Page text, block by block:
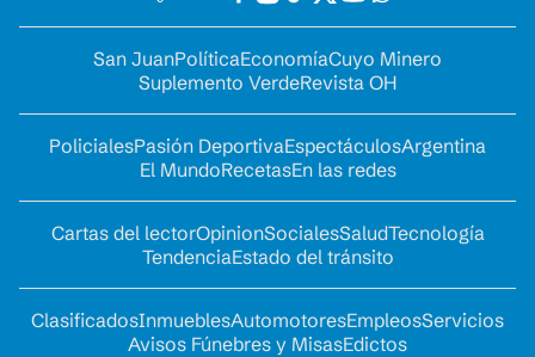
San JuanPolíticaEconomíaCuyo Minero
Suplemento VerdeRevista OH
PolicialesPasión DeportivaEspectáculosArgentina
El MundoRecetasEn las redes
Cartas del lectorOpinionSocialesSaludTecnología
TendenciaEstado del tránsito
ClasificadosInmueblesAutomotoresEmpleosServicios
Avisos Fúnebres y MisasEdictos